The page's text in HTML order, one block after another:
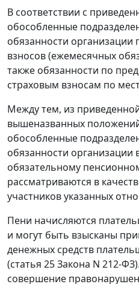
В соответствии с
обособленные
обязанности организации
взносов (ежемесячных
также обязанности по
страховым взносам по
Между тем, из
вышеназванных
обособленные
обязанности
обязательному
рассматриваются в
участников указанных
Пени начисляются
и могут быть взысканы
денежных средств
(статья 25Закона N 212-
совершение